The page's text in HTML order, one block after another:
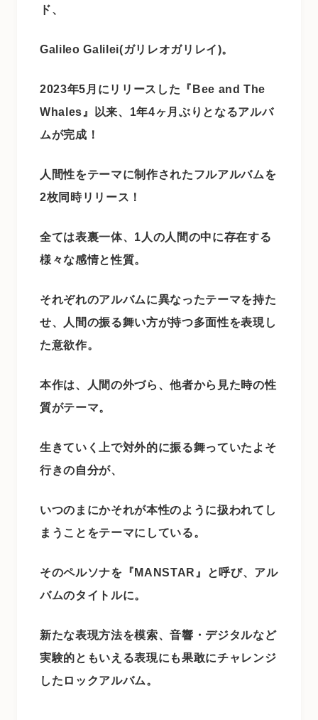
ド、
Galileo Galilei(ガリレオガリレイ)。
2023年5月にリリースした『Bee and The
Whales』以来、1年4ヶ月ぶりとなるアルバ
ムが完成！
人間性をテーマに制作されたフルアルバムを
2枚同時リリース！
全ては表裏一体、1人の人間の中に存在する
様々な感情と性質。
それぞれのアルバムに異なったテーマを持た
せ、人間の振る舞い方が持つ多面性を表現し
た意欲作。
本作は、人間の外づら、他者から見た時の性
質がテーマ。
生きていく上で対外的に振る舞っていたよそ
行きの自分が、
いつのまにかそれが本性のように扱われてし
まうことをテーマにしている。
そのペルソナを『MANSTAR』と呼び、アル
バムのタイトルに。
新たな表現方法を模索、音響・デジタルなど
実験的ともいえる表現にも果敢にチャレンジ
したロックアルバム。